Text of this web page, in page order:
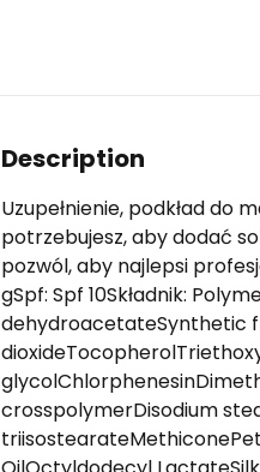
Description
Uzupełnienie, podkład do
potrzebujesz, aby dodać
pozwól, aby najlepsi
gSpf: Spf 10Składnik:
dehydroacetateSynthetic
crosspolymerDisodium